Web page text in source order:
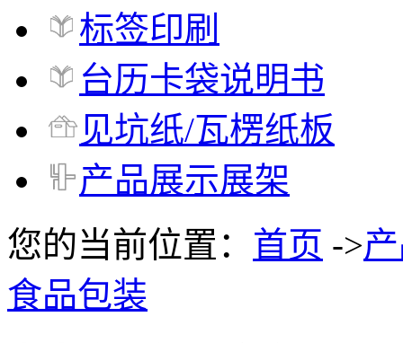
标签印刷
台历卡袋说明书
见坑纸/瓦楞纸板
产品展示展架
您的当前位置： 首页 ->
食品包装